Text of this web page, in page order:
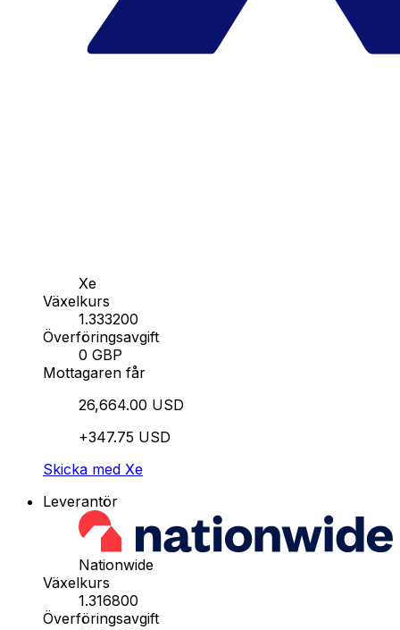
Xe
Växelkurs
1.333200
Överföringsavgift
0 GBP
Mottagaren får
26,664.00 USD
+347.75 USD
Skicka med Xe
Leverantör
Nationwide
Växelkurs
1.316800
Överföringsavgift